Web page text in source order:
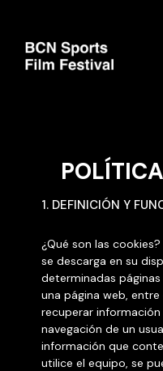
1. DEFINICIÓN Y
¿Qué son las
se descarga en su
determinadas
una página web,
recuperar
navegación de un
información que
utilice el equipo, se